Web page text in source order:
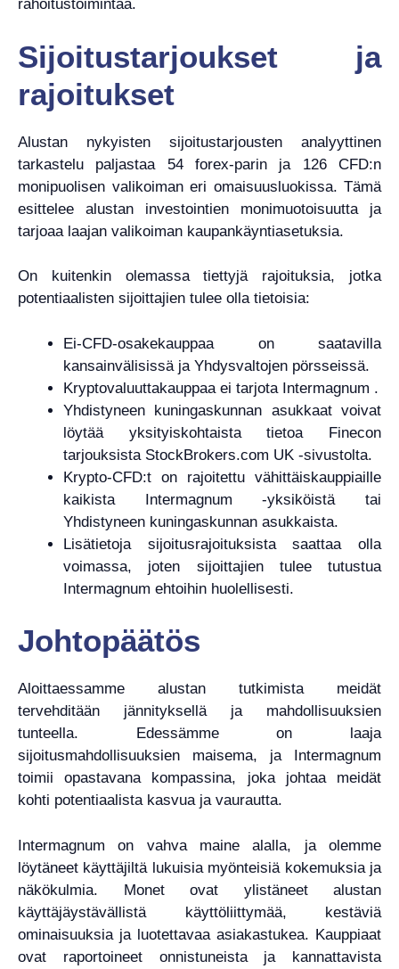
rahoitustoimintaa.
Sijoitustarjoukset ja
rajoitukset
Alustan nykyisten sijoitustarjousten analyyttinen
tarkastelu paljastaa 54 forex-parin ja 126 CFD:n
monipuolisen valikoiman eri omaisuusluokissa. Tämä
esittelee alustan investointien monimuotoisuutta ja
tarjoaa laajan valikoiman kaupankäyntiasetuksia.
On kuitenkin olemassa tiettyjä rajoituksia, jotka
potentiaalisten sijoittajien tulee olla tietoisia:
Ei-CFD-osakekauppaa on saatavilla
kansainvälisissä ja Yhdysvaltojen pörsseissä.
Kryptovaluuttakauppaa ei tarjota Intermagnum .
Yhdistyneen kuningaskunnan asukkaat voivat
löytää yksityiskohtaista tietoa Finecon
tarjouksista StockBrokers.com UK -sivustolta.
Krypto-CFD:t on rajoitettu vähittäiskauppiaille
kaikista Intermagnum -yksiköistä tai
Yhdistyneen kuningaskunnan asukkaista.
Lisätietoja sijoitusrajoituksista saattaa olla
voimassa, joten sijoittajien tulee tutustua
Intermagnum ehtoihin huolellisesti.
Johtopäätös
Aloittaessamme alustan tutkimista meidät
tervehditään jännityksellä ja mahdollisuuksien
tunteella. Edessämme on laaja
sijoitusmahdollisuuksien maisema, ja Intermagnum
toimii opastavana kompassina, joka johtaa meidät
kohti potentiaalista kasvua ja vaurautta.
Intermagnum on vahva maine alalla, ja olemme
löytäneet käyttäjiltä lukuisia myönteisiä kokemuksia ja
näkökulmia. Monet ovat ylistäneet alustan
käyttäjäystävällistä käyttöliittymää, kestäviä
ominaisuuksia ja luotettavaa asiakastukea. Kauppiaat
ovat raportoineet onnistuneista ja kannattavista